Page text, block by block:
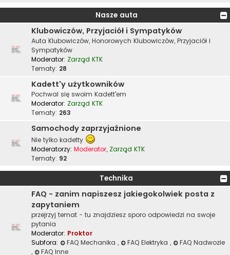
Nasze auta
Klubowiczów, Przyjaciół i Sympatyków
Auta Klubowiczów, Honorowych Klubowiczów, Przyjaciół i
Sympatyków
Moderator: Zarząd KTK
Tematy: 28
Kadett'y użytkowników
Pochwal się swoim Kadett'em
Moderator: Zarząd KTK
Tematy: 263
Samochody zaprzyjaźnione
Nie tylko kadetty
Moderatorzy: Moderator, Zarząd KTK
Tematy: 92
Technika
FAQ - zanim napiszesz jakiegokolwiek posta z
zapytaniem
przejrzyj temat - tu znajdziesz sporo odpowiedzi na swoje
pytania
Moderator: Proktor
Subfora:
FAQ Mechanika , FAQ Elektryka ,
FAQ Nadwozie
,
FAQ Inne